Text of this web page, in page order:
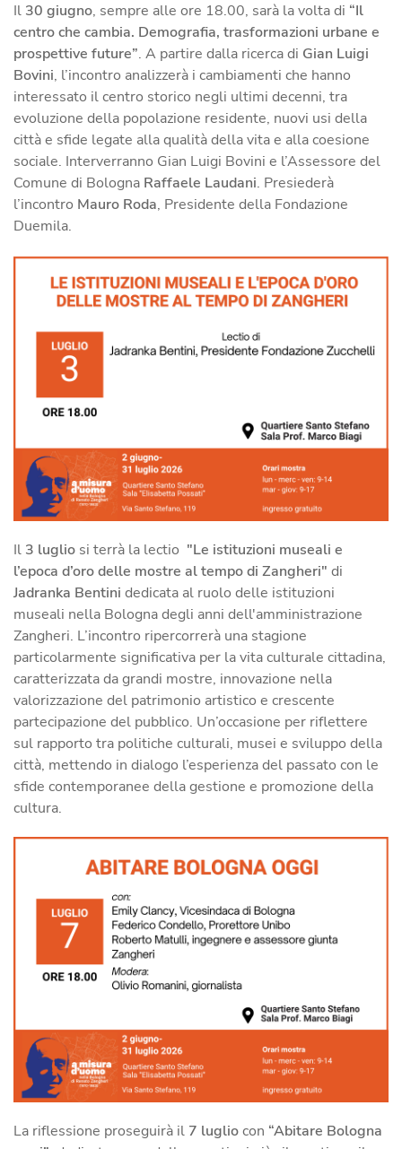
Il 30 giugno, sempre alle ore 18.00, sarà la volta di “Il
centro che cambia. Demografia, trasformazioni urbane e
prospettive future”. A partire dalla ricerca di Gian Luigi
Bovini, l’incontro analizzerà i cambiamenti che hanno
interessato il centro storico negli ultimi decenni, tra
evoluzione della popolazione residente, nuovi usi della
città e sfide legate alla qualità della vita e alla coesione
sociale. Interverranno Gian Luigi Bovini e l’Assessore del
Comune di Bologna Raffaele Laudani. Presiederà
l’incontro Mauro Roda, Presidente della Fondazione
Duemila.
Il 3 luglio si terrà la lectio "Le istituzioni museali e
l’epoca d’oro delle mostre al tempo di Zangheri" di
Jadranka Bentini dedicata al ruolo delle istituzioni
museali nella Bologna degli anni dell'amministrazione
Zangheri. L’incontro ripercorrerà una stagione
particolarmente significativa per la vita culturale cittadina,
caratterizzata da grandi mostre, innovazione nella
valorizzazione del patrimonio artistico e crescente
partecipazione del pubblico. Un’occasione per riflettere
sul rapporto tra politiche culturali, musei e sviluppo della
città, mettendo in dialogo l’esperienza del passato con le
sfide contemporanee della gestione e promozione della
cultura.
La riflessione proseguirà il 7 lugliocon “Abitare Bologna